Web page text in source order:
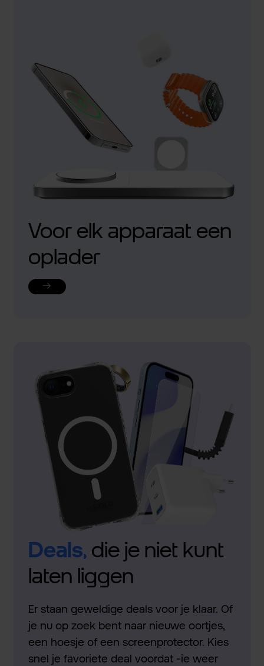
Voor elk apparaat een
oplader
Deals,die je niet kunt
laten liggen
Er staan geweldige deals voor je klaar. Of
je nu op zoek bent naar nieuwe oortjes,
een hoesje of een screenprotector. Kies
snel je favoriete deal voordat -ie weer